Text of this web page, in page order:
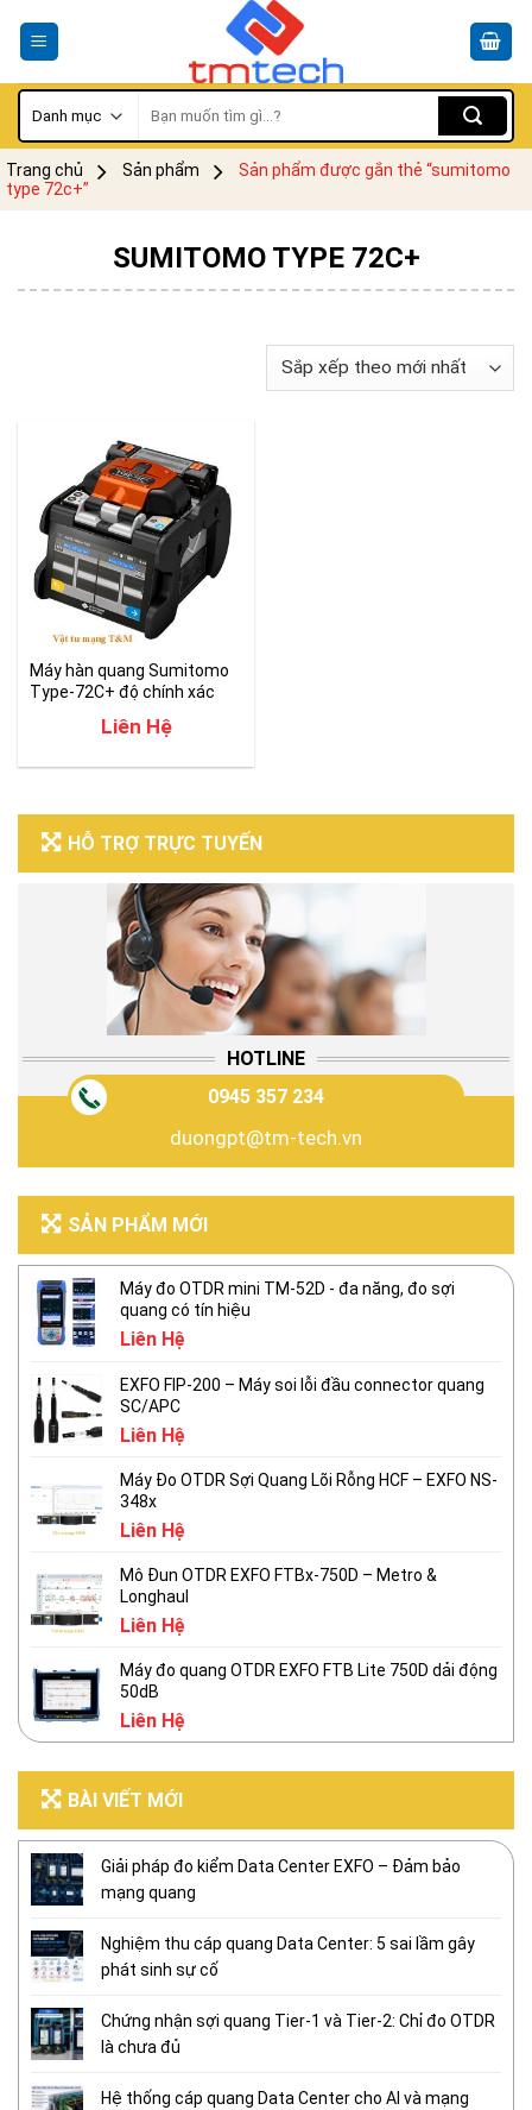
kiếm:
Trang chủ Sản phẩm
Sản phẩm được gắn thẻ “sumitomo
type 72c+”
HỖ TRỢ TRỰC TUYẾN
HOTLINE
0945 357 234
duongpt@tm-tech.vn
SẢN PHẨM MỚI
Máy đo OTDR mini TM-52D - đa năng, đo sợi
quang có tín hiệu
Liên Hệ
EXFO FIP-200 – Máy soi lỗi đầu connector quang
SC/APC
Liên Hệ
Máy Đo OTDR Sợi Quang Lõi Rỗng HCF – EXFO NS-
348x
Liên Hệ
Mô Đun OTDR EXFO FTBx-750D – Metro &
Longhaul
Liên Hệ
Máy đo quang OTDR EXFO FTB Lite 750D dải động
50dB
Liên Hệ
BÀI VIẾT MỚI
Giải pháp đo kiểm Data Center EXFO – Đảm bảo
mạng quang
Nghiệm thu cáp quang Data Center: 5 sai lầm gây
phát sinh sự cố
Chứng nhận sợi quang Tier-1 và Tier-2: Chỉ đo OTDR
là chưa đủ
Hệ thống cáp quang Data Center cho AI và mạng
SUMITOMO TYPE 72C+
Máy hàn quang Sumitomo
Type-72C+ độ chính xác
Liên Hệ